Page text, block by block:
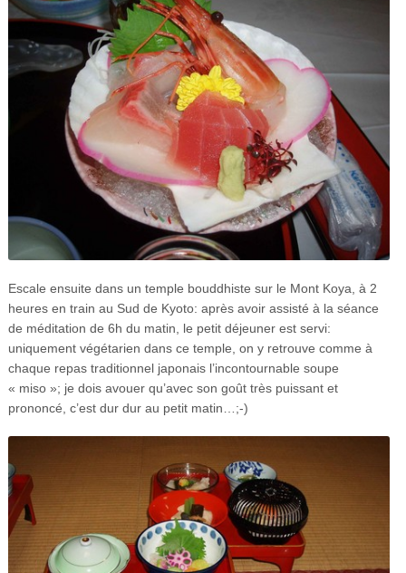
Escale ensuite dans un temple bouddhiste sur le Mont Koya, à 2
heures en train au Sud de Kyoto: après avoir assisté à la séance
de méditation de 6h du matin, le petit déjeuner est servi:
uniquement végétarien dans ce temple, on y retrouve comme à
chaque repas traditionnel japonais l’incontournable soupe
« miso »; je dois avouer qu’avec son goût très puissant et
prononcé, c’est dur dur au petit matin…;-)